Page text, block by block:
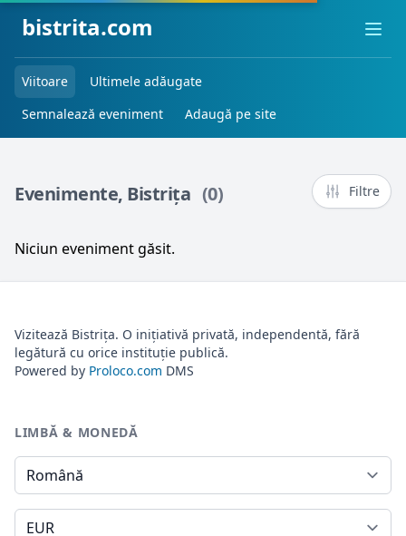
bistrita.com
Viitoare
Ultimele adăugate
Semnalează eveniment
Adaugă pe site
Evenimente, Bistrița (0) Filtre
Niciun eveniment găsit.
Vizitează Bistrița. O inițiativă privată, independentă, fără
legătură cu orice instituție publică.
Powered by Proloco.com DMS
LIMBĂ & MONEDĂ
Limbă
Monedă